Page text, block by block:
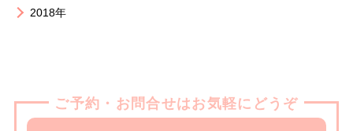
2018年
ご予約・お問合せはお気軽にどうぞ